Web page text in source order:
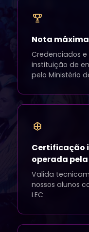
Nota máxima
Credenciados
instituição de
pelo Ministério
Certificação
operada
Valida
nossos alunos
LEC